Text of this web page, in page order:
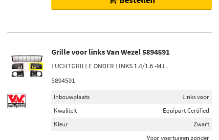
Grille voor links Van Wezel 5894591
LUCHTGRILLE ONDER LINKS 1.4/1.6 -M.L.
5894591
Inbouwplaats
Links voor
Kwaliteit
Equipart Certified
Kleur
Zwart
Voor voertuigen zonder